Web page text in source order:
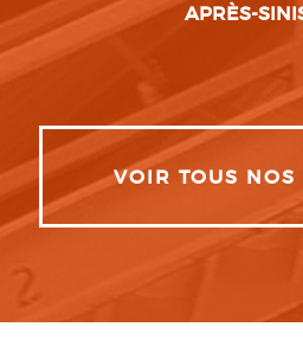
APRÈS-
VOIR TOUS NOS